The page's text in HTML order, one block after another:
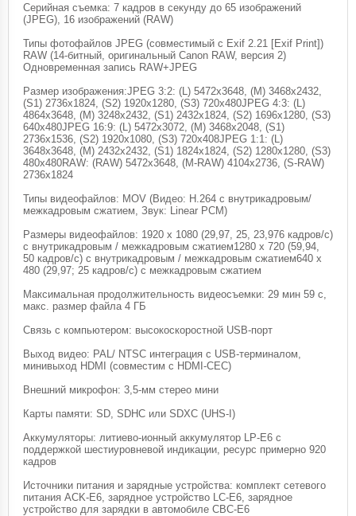
Серийная съемка: 7 кадров в секунду до 65 изображений
(JPEG), 16 изображений (RAW)
Типы фотофайлов JPEG (совместимый с Exif 2.21 [Exif Print])
RAW (14-битный, оригинальный Canon RAW, версия 2)
Одновременная запись RAW+JPEG
Размер изображения:JPEG 3:2: (L) 5472x3648, (M) 3468x2432,
(S1) 2736x1824, (S2) 1920x1280, (S3) 720x480JPEG 4:3: (L)
4864x3648, (M) 3248x2432, (S1) 2432x1824, (S2) 1696x1280, (S3)
640x480JPEG 16:9: (L) 5472x3072, (M) 3468x2048, (S1)
2736x1536, (S2) 1920x1080, (S3) 720x408JPEG 1:1: (L)
3648x3648, (M) 2432x2432, (S1) 1824x1824, (S2) 1280x1280, (S3)
480x480RAW: (RAW) 5472x3648, (M-RAW) 4104x2736, (S-RAW)
2736x1824
Типы видеофайлов: MOV (Видео: H.264 с внутрикадровым/
межкадровым сжатием, Звук: Linear PCM)
Размеры видеофайлов: 1920 x 1080 (29,97, 25, 23,976 кадров/с)
с внутрикадровым / межкадровым сжатием1280 x 720 (59,94,
50 кадров/с) с внутрикадровым / межкадровым сжатием640 x
480 (29,97; 25 кадров/с) с межкадровым сжатием
Максимальная продолжительность видеосъемки: 29 мин 59 с,
макс. размер файла 4 ГБ
Связь с компьютером: высокоскоростной USB-порт
Выход видео: PAL/ NTSC интеграция с USB-терминалом,
минивыход HDMI (совместим с HDMI-CEC)
Внешний микрофон: 3,5-мм стерео мини
Карты памяти: SD, SDHC или SDXC (UHS-I)
Аккумуляторы: литиево-ионный аккумулятор LP-E6 с
поддержкой шестиуровневой индикации, ресурс примерно 920
кадров
Источники питания и зарядные устройства: комплект сетевого
питания ACK-E6, зарядное устройство LC-E6, зарядное
устройство для зарядки в автомобиле CBC-E6